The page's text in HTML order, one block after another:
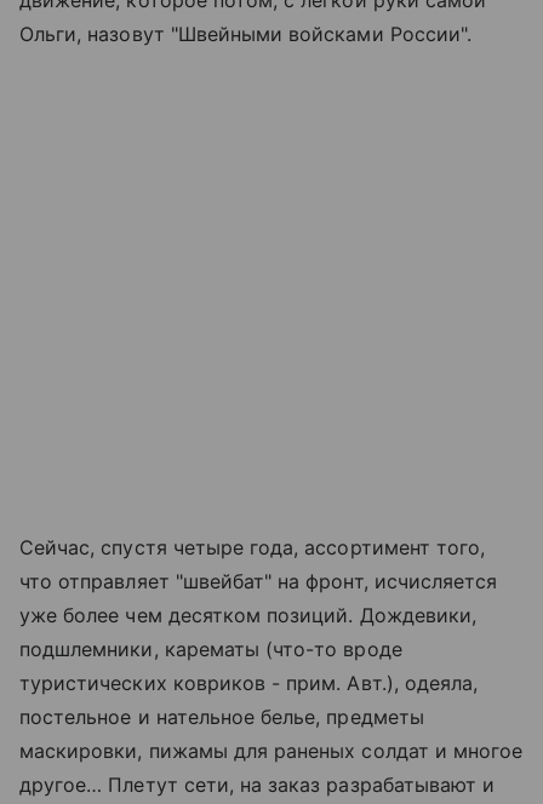
Ольги, назовут "Швейными войсками России".
Сейчас, спустя четыре года, ассортимент того,
что отправляет "швейбат" на фронт, исчисляется
уже более чем десятком позиций. Дождевики,
подшлемники, карематы (что-то вроде
туристических ковриков - прим. Авт.), одеяла,
постельное и нательное белье, предметы
маскировки, пижамы для раненых солдат и многое
другое… Плетут сети, на заказ разрабатывают и